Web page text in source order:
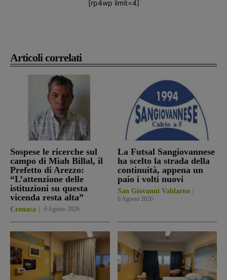
Articoli correlati
Sospese le ricerche sul
campo di Miah Billal, il
Prefetto di Arezzo:
“L’attenzione delle
istituzioni su questa
vicenda resta alta”
Cronaca 6 Agosto 2026
La Futsal Sangiovannese
ha scelto la strada della
continuità, appena un
paio i volti nuovi
San Giovanni Valdarno
6 Agosto 2026
[rp4wp limit=4]